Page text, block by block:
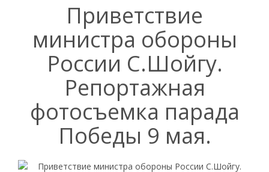
Приветствие
министра обороны
России С.Шойгу.
Репортажная
фотосъемка парада
Победы 9 мая.